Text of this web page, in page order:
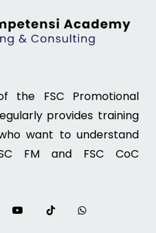
the FSC Promotional
provides training
want to understand
FM and FSC CoC